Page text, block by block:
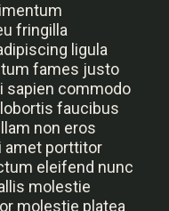
fringilla
ligula
fames justo
sapien commodo
faucibus
non eros
amet porttitor
eleifend nunc
molestie
molestie platea